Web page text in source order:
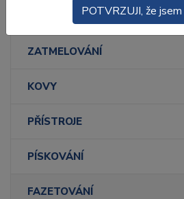
ZATMELOVÁNÍ
KOVY
PŘÍSTROJE
PÍSKOVÁNÍ
FAZETOVÁNÍ
POTVRZUJI, že